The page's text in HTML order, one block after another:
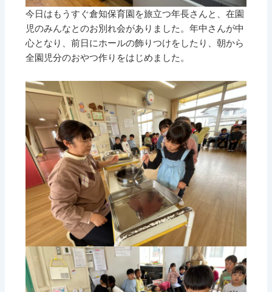
今日はもうすぐ倉知保育園を旅立つ年長さんと、在園
児のみんなとのお別れ会がありました。年中さんが中
心となり、前日にホールの飾りつけをしたり、朝から
全園児分のおやつ作りをはじめました。